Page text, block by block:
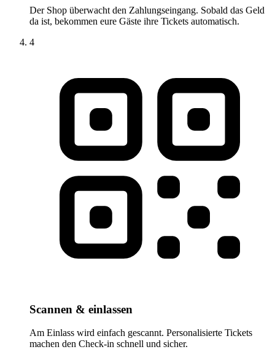
Der Shop überwacht den Zahlungseingang. Sobald das Geld
da ist, bekommen eure Gäste ihre Tickets automatisch.
4
Scannen & einlassen
Am Einlass wird einfach gescannt. Personalisierte Tickets
machen den Check-in schnell und sicher.